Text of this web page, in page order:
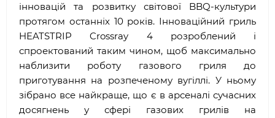
інновацій та розвитку світової BBQ-культури
протягом останніх 10 років. Інноваційний гриль
HEATSTRIP Crossray 4 розроблений і
спроектований таким чином, щоб максимально
наблизити роботу газового гриля до
приготування на розпеченому вугіллі. У ньому
зібрано все найкраще, що є в арсеналі сучасних
досягнень у сфері газових грилів на